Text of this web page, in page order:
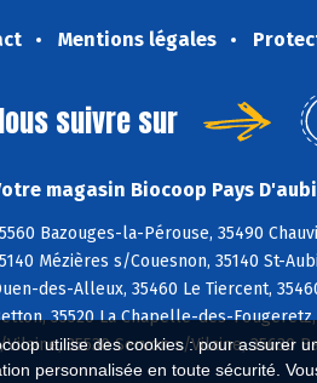
utilise des cookies : pour
personnalisée en toute sécurité.
Mentions légales
suivre sur
magasin Biocoop Pays
Bazouges-la-Pérouse, 35490
Mézières s/Couesnon, 35140 St-
des-Alleux, 35460 Le Tiercent,
35520 La Chapelle-des-
Vilaine, 35530 Servon s/Vilaine, 35630